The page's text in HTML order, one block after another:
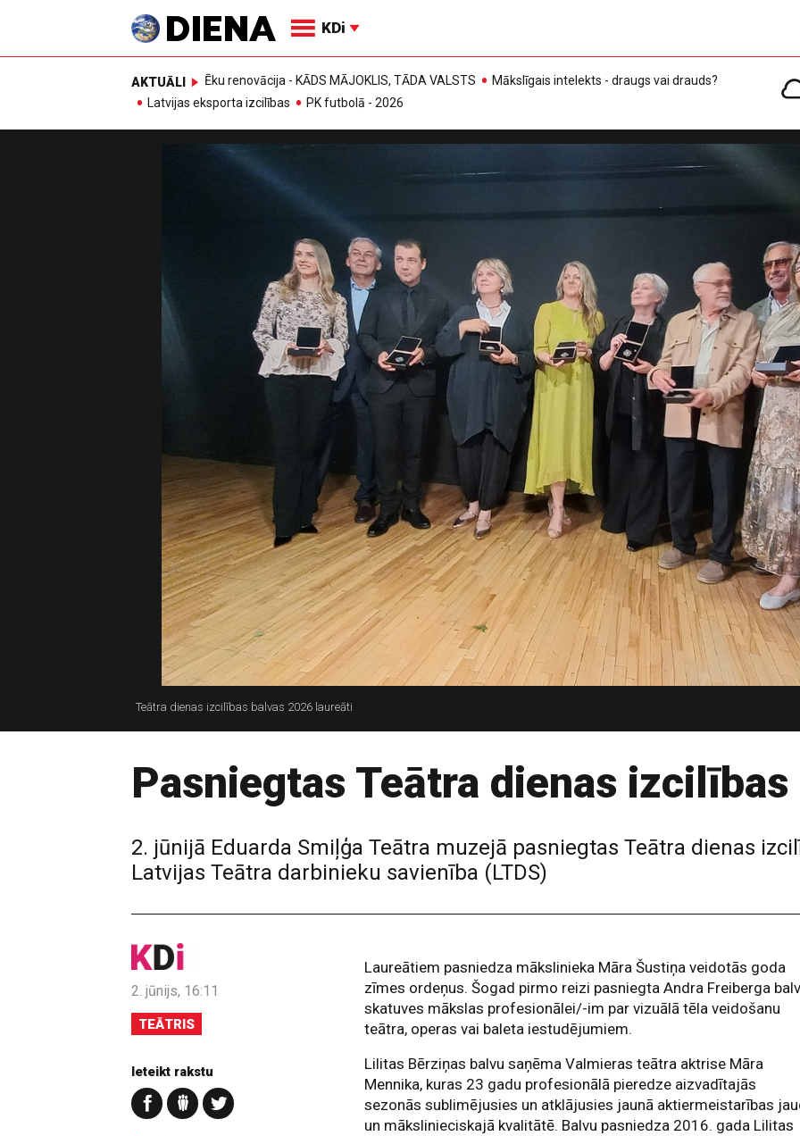
KDi
AKTUĀLI Ēku renovācija - KĀDS MĀJOKLIS, TĀDA VALSTS
Mākslīgais intelekts - draugs vai drauds?
Latvijas eksporta izcilības
PK futbolā - 2026
Teātra dienas izcilības balvas 2026 laureāti
Pasniegtas Teātra dienas izcilības
2. jūnijā Eduarda Smiļģa Teātra muzejā pasniegtas Teātra dienas
Latvijas Teātra darbinieku savienība (LTDS)
2. jūnijs, 16:11
TEĀTRIS
Ieteikt rakstu
Laureātiem pasniedza mākslinieka Māra Šustiņa veidotās goda
zīmes ordeņus. Šogad pirmo reizi pasniegta Andra Freiberga
skatuves mākslas profesionālei/-im par vizuālā tēla veidošanu
teātra, operas vai baleta iestudējumiem.
Lilitas Bērziņas balvu saņēma Valmieras teātra aktrise Māra
Mennika, kuras 23 gadu profesionālā pieredze aizvadītajās
sezonās sublimējusies un atklājusies jaunā aktiermeistarības
un mākslinieciskajā kvalitātē. Balvu pasniedza 2016. gada Lilitas